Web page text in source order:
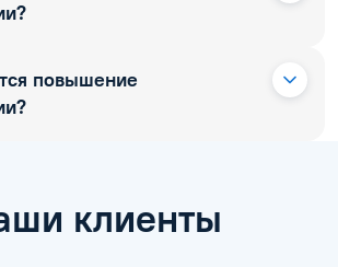
повышение
клиенты